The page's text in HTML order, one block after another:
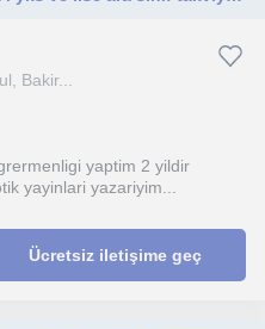
Bakir...
yaptim 2 yildir
yayinlari yazariyim...
Ücretsiz iletişime geç